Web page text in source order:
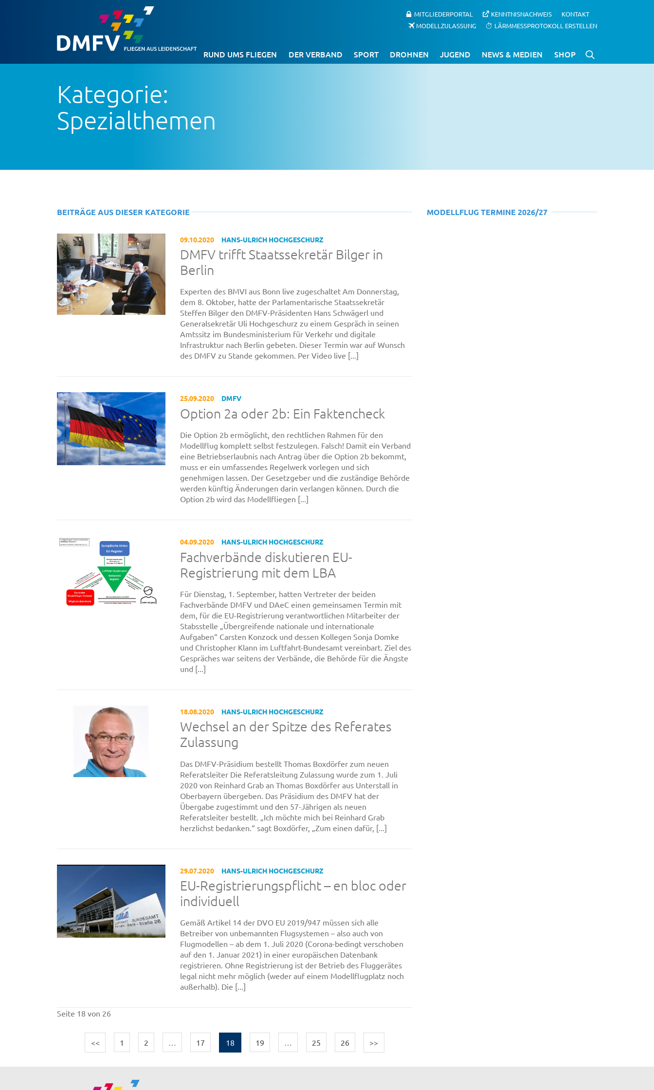
MITGLIEDERPORTAL KENNTNISNACHWEIS
KONTAKT
MODELLZULASSUNG
LÄRMMESSPROTOKOLL ERSTELLEN
RUND UMS FLIEGEN DER VERBAND SPORT DROHNEN JUGEND NEWS & MEDIEN SHOP
Kategorie:
Spezialthemen
BEITRÄGE AUS DIESER KATEGORIE
09.10.2020 HANS-ULRICH HOCHGESCHURZ
DMFV trifft Staatssekretär Bilger in
Berlin
Experten des BMVI aus Bonn live zugeschaltet Am Donnerstag,
dem 8. Oktober, hatte der Parlamentarische Staatssekretär
Steffen Bilger den DMFV-Präsidenten Hans Schwägerl und
Generalsekretär Uli Hochgeschurz zu einem Gespräch in seinen
Amtssitz im Bundesministerium für Verkehr und digitale
Infrastruktur nach Berlin gebeten. Dieser Termin war auf Wunsch
des DMFV zu Stande gekommen. Per Video live [...]
25.09.2020 DMFV
Option 2a oder 2b: Ein Faktencheck
Die Option 2b ermöglicht, den rechtlichen Rahmen für den
Modellflug komplett selbst festzulegen. Falsch! Damit ein Verband
eine Betriebserlaubnis nach Antrag über die Option 2b bekommt,
muss er ein umfassendes Regelwerk vorlegen und sich
genehmigen lassen. Der Gesetzgeber und die zuständige Behörde
werden künftig Änderungen darin verlangen können. Durch die
Option 2b wird das Modellfliegen [...]
04.09.2020 HANS-ULRICH HOCHGESCHURZ
Fachverbände diskutieren EU-
Registrierung mit dem LBA
Für Dienstag, 1. September, hatten Vertreter der beiden
Fachverbände DMFV und DAeC einen gemeinsamen Termin mit
dem, für die EU-Registrierung verantwortlichen Mitarbeiter der
Stabsstelle „Übergreifende nationale und internationale
Aufgaben“ Carsten Konzock und dessen Kollegen Sonja Domke
und Christopher Klann im Luftfahrt-Bundesamt vereinbart. Ziel des
Gespräches war seitens der Verbände, die Behörde für die Ängste
und [...]
18.08.2020 HANS-ULRICH HOCHGESCHURZ
Wechsel an der Spitze des Referates
Zulassung
Das DMFV-Präsidium bestellt Thomas Boxdörfer zum neuen
Referatsleiter Die Referatsleitung Zulassung wurde zum 1. Juli
2020 von Reinhard Grab an Thomas Boxdörfer aus Unterstall in
Oberbayern übergeben. Das Präsidium des DMFV hat der
Übergabe zugestimmt und den 57-Jährigen als neuen
Referatsleiter bestellt. „Ich möchte mich bei Reinhard Grab
herzlichst bedanken.“ sagt Boxdörfer, „Zum einen dafür, [...]
29.07.2020 HANS-ULRICH HOCHGESCHURZ
EU-Registrierungspflicht – en bloc oder
individuell
Gemäß Artikel 14 der DVO EU 2019/947 müssen sich alle
Betreiber von unbemannten Flugsystemen – also auch von
Flugmodellen – ab dem 1. Juli 2020 (Corona-bedingt verschoben
auf den 1. Januar 2021) in einer europäischen Datenbank
registrieren. Ohne Registrierung ist der Betrieb des Fluggerätes
legal nicht mehr möglich (weder auf einem Modellflugplatz noch
außerhalb). Die [...]
Seite 18 von 26
<< 1 2 … 17 18 19 … 25 26 >>
MODELLFLUG TERMINE 2026/27